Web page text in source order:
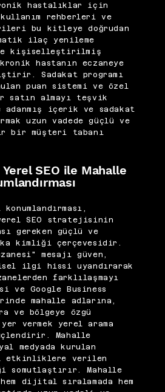
hastalıklar için
rehberleri ve
bu kitleye doğrudan
ilaç yenileme
kişiselleştirilmiş
hastanın eczaneye
Sadakat programı
puan sistemi ve özel
satın almayı teşvik
içerik ve sadakat
uzun vadede güçlü ve
bir müşteri tabanı
SEO ile Mahalle
SEO stratejisinin
gereken güçlü ve
kimliği çerçevesidir.
mesajı güven,
ilgi hissi uyandırarak
farklılaşmayı
ve Google Business
mahalle adlarına,
ve bölgeye özgü
vermek yerel arama
Mahalle
medyada kurulan
etkinliklere verilen
somutlaştırır. Mahalle
hem dijital sıralamada hem